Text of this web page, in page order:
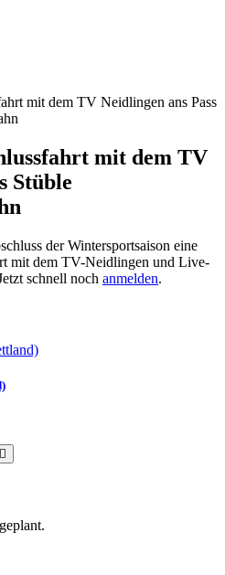
mit dem TV Neidlingen ans Pass
mit dem TV
Stüble
der Wintersportsaison eine
mit dem TV-Neidlingen und Live-
schnell noch anmelden.